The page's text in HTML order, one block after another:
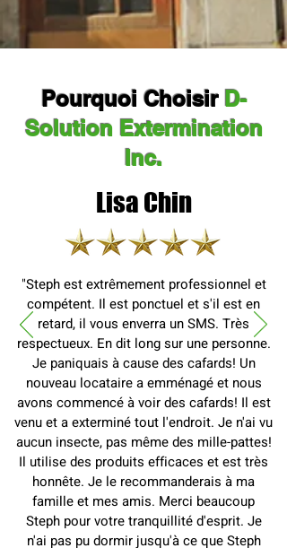
Pourquoi Choisir D-
Solution Extermination
Inc.
Lisa Chin
"Steph est extrêmement professionnel et
compétent. Il est ponctuel et s'il est en
retard, il vous enverra un SMS. Très
respectueux. En dit long sur une personne.
Je paniquais à cause des cafards! Un
nouveau locataire a emménagé et nous
avons commencé à voir des cafards! Il est
venu et a exterminé tout l'endroit. Je n'ai vu
aucun insecte, pas même des mille-pattes!
Il utilise des produits efficaces et est très
honnête. Je le recommanderais à ma
famille et mes amis. Merci beaucoup
Steph pour votre tranquillité d'esprit. Je
n'ai pas pu dormir jusqu'à ce que Steph